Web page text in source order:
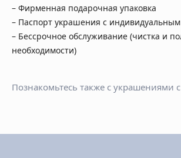
– Фирменная подарочная упаковка
– Паспорт украшения с
– Бессрочное обслуживание (чистка и
необходимости)
Познакомьтесь также с украшениями